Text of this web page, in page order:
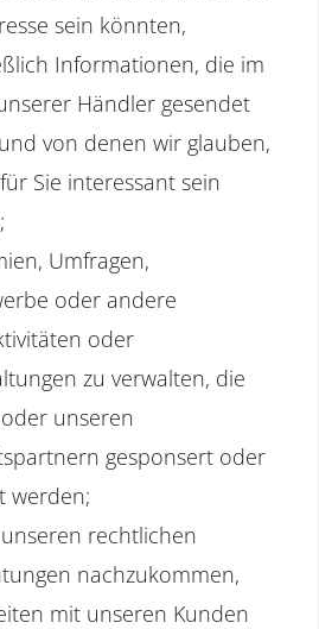
sein könnten,
Informationen, die im
Händler gesendet
von denen wir glauben,
Sie interessant sein
Umfragen,
oder andere
oder
zu verwalten, die
unseren
gesponsert oder
werden;
rechtlichen
nachzukommen,
mit unseren Kunden